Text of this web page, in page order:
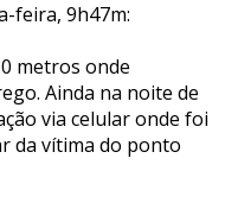
feira, 9h47m:
metros onde
Ainda na noite de
via celular onde foi
da vítima do ponto